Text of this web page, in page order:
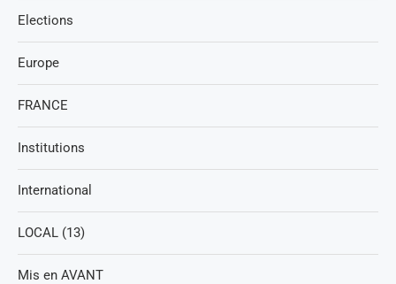
Elections
Europe
FRANCE
Institutions
International
LOCAL (13)
Mis en AVANT